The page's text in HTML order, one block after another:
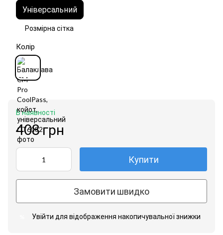
Універсальний
Розмірна сітка
Колір
В наявності
408 грн
Купити
Замовити швидко
Увійти для відображення накопичувальної знижки